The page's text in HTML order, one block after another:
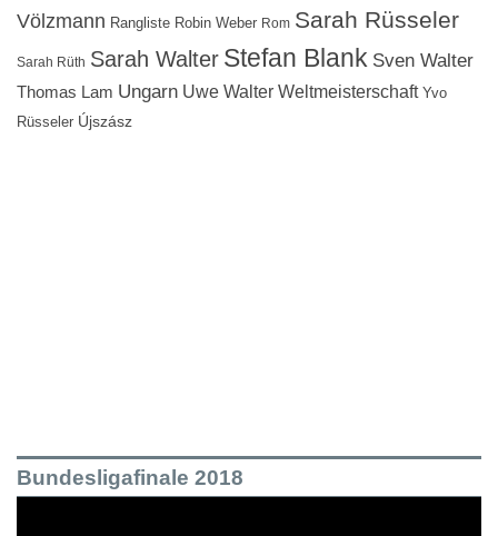
Völzmann Rangliste Robin Weber Rom Sarah Rüsseler
Sarah Rüth Sarah Walter Stefan Blank Sven Walter
Thomas Lam Ungarn Uwe Walter Weltmeisterschaft Yvo
Rüsseler Újszász
Bundesligafinale 2018